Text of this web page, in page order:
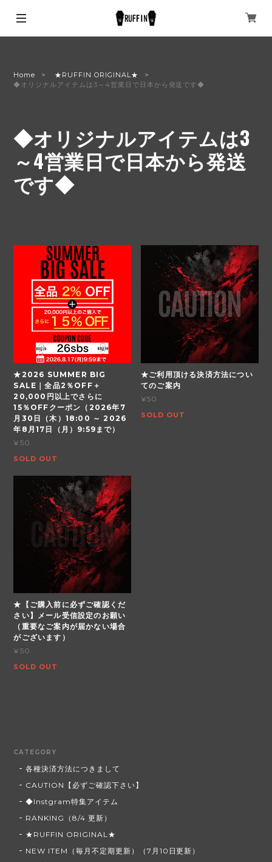
Home
★RUFFIN ORIGINAL★
◆オリジナルアイテムは3～4営業日で日本から発送です◆
◆オリジナルアイテムは3
～4営業日で日本から発送
です◆
★2026 SUMMER BIG
SALE｜全品2％OFF＋
20,000円以上でさらに
15％OFFクーポン（2026年7
月30日（木）18:00 ～ 2026
年8月17日（月）9:59まで）
¥50
SOLD OUT
★ご利用頂ける決済方法につい
てのご案内
¥50
SOLD OUT
★【ご購入前に必ずご確認くだ
さい】メール受信設定のお願い
（重要なご案内が届かない場合
がございます）
¥50
SOLD OUT
CATEGORY
各種決済方法につきまして
CAUTION【必ずご確認下さい】
◆Instgram特集アイテム
RANKING（8/4 更新）
★RUFFIN ORIGINAL★
NEW ITEM（毎月不定期更新）（7月10日更新）